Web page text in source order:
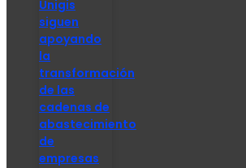
Unigis
siguen
apoyando
la
transformación
de las
cadenas de
abastecimiento
de
empresas